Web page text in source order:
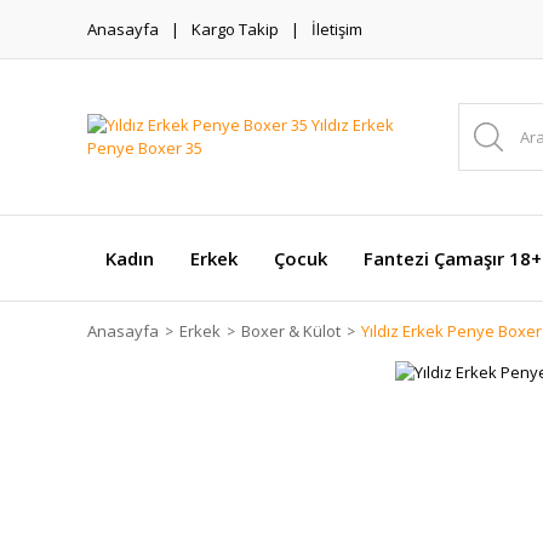
Anasayfa Kargo Takip İletişim
Kadın Erkek Çocuk Fantezi Çamaşır 18+
Anasayfa Erkek Boxer & Külot Yıldız Erkek Penye